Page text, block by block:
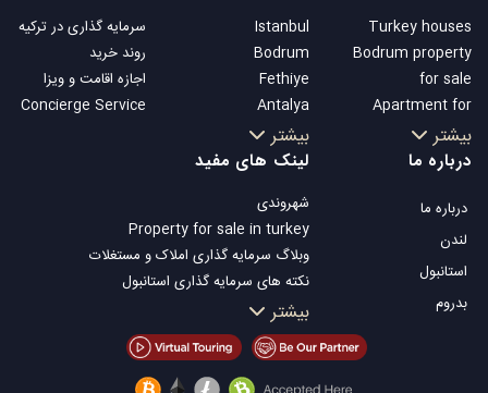
Turkey houses
Bodrum property
for sale
Apartment for
sale in Istanbul
Istanbul Villas
Apartment for
sale in Antalya
Antalya homes
بیشتر
Istanbul
Bodrum
Fethiye
Antalya
Kalkan
Alanya
Bursa
Gocek
Side
Kemer
Dalyan
Izmir
Belek
بیشتر
سرمایه گذاری در ترکیه
روند خرید
اجازه اقامت و ویزا
Concierge Service
درباره ما
درباره ما
لندن
استانبول
بدروم
لینک های مفید
شهروندی
Property for sale in turkey
وبلاگ سرمایه گذاری املاک و مستغلات
نکته های سرمایه گذاری استانبول
تلویزیون Property Turkey
املاک مناسب سرمایه گذاری استانبول
فروش ملک شما
املاک توافقی
بیشتر